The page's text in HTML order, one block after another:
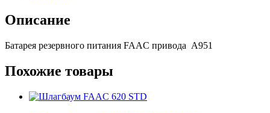
Описание
Батарея резервного питания FAAC привода А951
Похожие товары